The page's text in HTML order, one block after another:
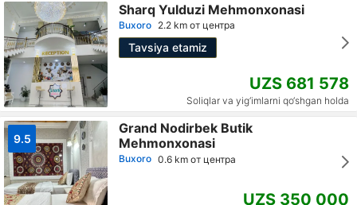
Sharq Yulduzi Mehmonxonasi
Buxoro 2.2 km от центра
Tavsiya etamiz
UZS 681 578
Soliqlar va yig‘imlarni qo‘shgan holda
9.5
Grand Nodirbek Butik
Mehmonxonasi
Buxoro 0.6 km от центра
UZS 350 000